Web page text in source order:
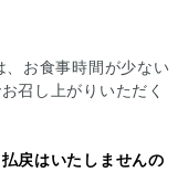
、お食事時間が少ない
召し上がりいただく
戻はいたしませんの